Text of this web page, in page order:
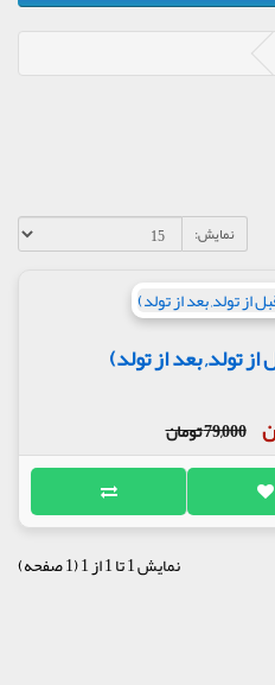
نمایش:
تولد, بعد از تولد)
79,000 تومان
نمایش 1 تا 1 از 1 (1 صفحه)